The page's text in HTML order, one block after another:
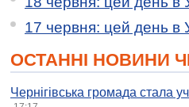
17 червня: цей день в
ОСТАННІ НОВИНИ
Чернігівська громада стала